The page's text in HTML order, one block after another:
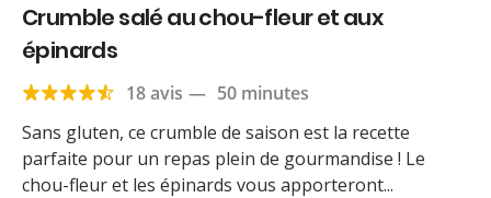
Crumble salé au chou-fleur et aux
épinards
18 avis — 50 minutes
Sans gluten, ce crumble de saison est la recette
parfaite pour un repas plein de gourmandise ! Le
chou-fleur et les épinards vous apporteront...